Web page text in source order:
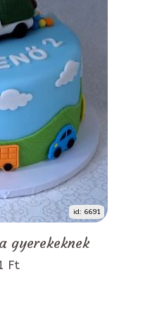
id: 6691
gyerekeknek
Ft